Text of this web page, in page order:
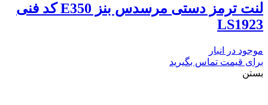
لنت ترمز دستی مرسدس بنز E350 کد فنی
LS1923
موجود در انبار
برای قیمت تماس بگیرید
بستن